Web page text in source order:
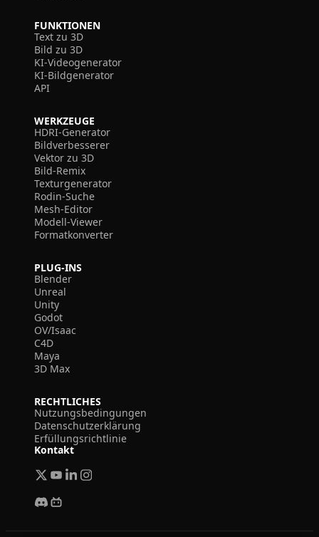
FUNKTIONEN
Text zu 3D
Bild zu 3D
KI-Videogenerator
KI-Bildgenerator
API
WERKZEUGE
HDRI-Generator
Bildverbesserer
Vektor zu 3D
Bild-Remix
Texturgenerator
Rodin-Suche
Mesh-Editor
Modell-Viewer
Formatkonverter
PLUG-INS
Blender
Unreal
Unity
Godot
OV/Isaac
C4D
Maya
3D Max
RECHTLICHES
Nutzungsbedingungen
Datenschutzerklärung
Erfüllungsrichtlinie
Kontakt